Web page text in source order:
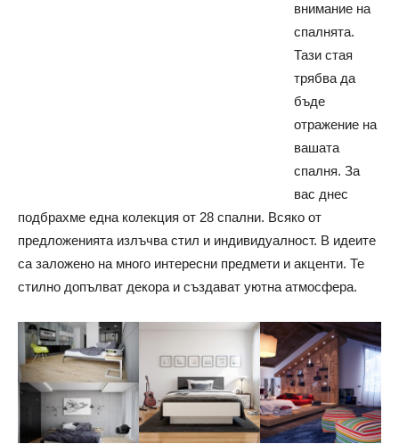
внимание на
спалнята.
Тази стая
трябва да
бъде
отражение на
вашата
спалня. За
вас днес
подбрахме една колекция от 28 спални. Всяко от
предложенията излъчва стил и индивидуалност. В идеите
са заложено на много интересни предмети и акценти. Те
стилно допълват декора и създават уютна атмосфера.